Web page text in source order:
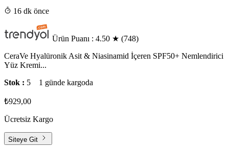
16 dk önce
Ürün Puanı : 4.50 ★ (748)
CeraVe Hyalüronik Asit & Niasinamid İçeren SPF50+ Nemlendirici
Yüz Kremi...
Stok : 5 1 günde kargoda
₺929,00
Ücretsiz Kargo
Siteye Git